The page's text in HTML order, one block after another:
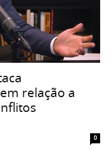
relação a
0